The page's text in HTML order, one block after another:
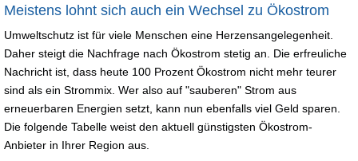
Meistens lohnt sich auch ein Wechsel zu Ökostrom
Umweltschutz ist für viele Menschen eine Herzensangelegenheit.
Daher steigt die Nachfrage nach Ökostrom stetig an. Die erfreuliche
Nachricht ist, dass heute 100 Prozent Ökostrom nicht mehr teurer
sind als ein Strommix. Wer also auf "sauberen" Strom aus
erneuerbaren Energien setzt, kann nun ebenfalls viel Geld sparen.
Die folgende Tabelle weist den aktuell günstigsten Ökostrom-
Anbieter in Ihrer Region aus.